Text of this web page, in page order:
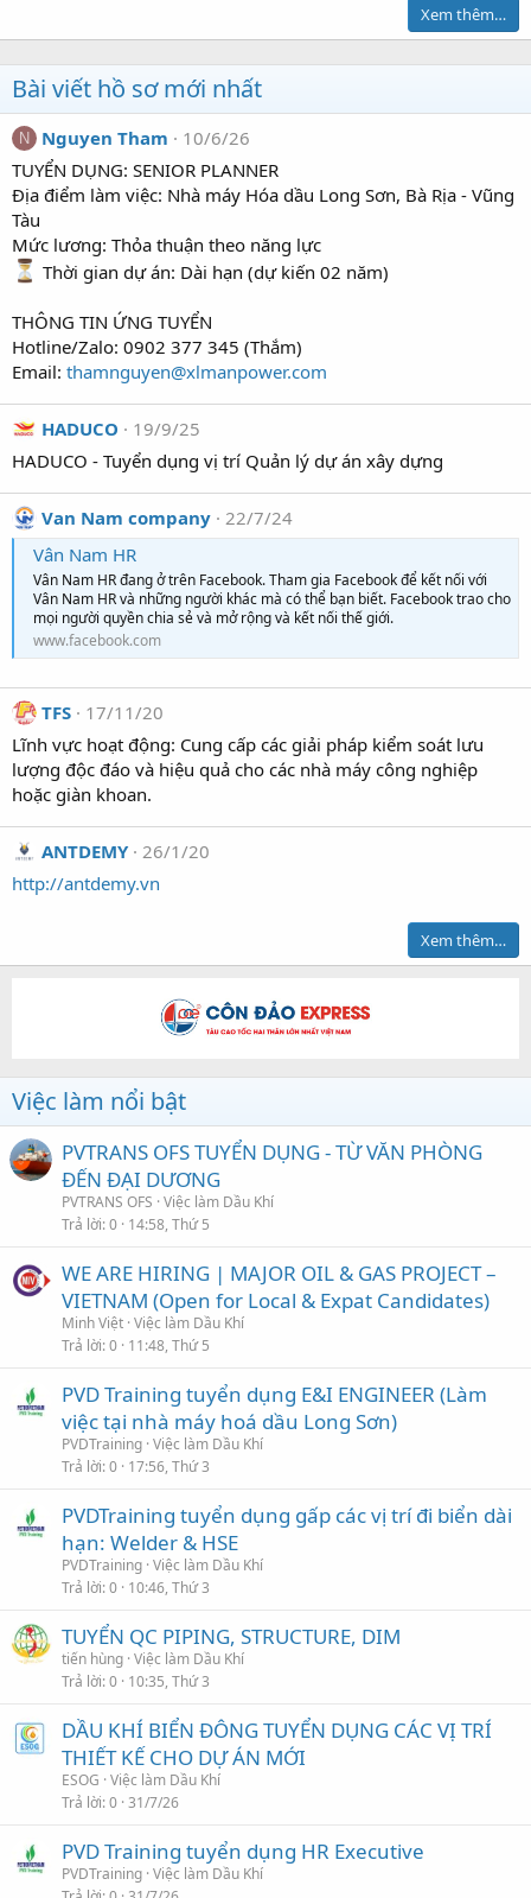
Xem thêm…
Bài viết hồ sơ mới nhất
N Nguyen Tham
10/6/26
TUYỂN DỤNG: SENIOR PLANNER
Địa điểm làm việc: Nhà máy Hóa dầu Long Sơn, Bà Rịa - Vũng
Tàu
Mức lương: Thỏa thuận theo năng lực
Thời gian dự án: Dài hạn (dự kiến 02 năm)
THÔNG TIN ỨNG TUYỂN
Hotline/Zalo: 0902 377 345 (Thắm)
Email: thamnguyen@xlmanpower.com
HADUCO
19/9/25
HADUCO - Tuyển dụng vị trí Quản lý dự án xây dựng
Van Nam company 22/7/24
Vân Nam HR
Vân Nam HR đang ở trên Facebook. Tham gia Facebook để kết nối với
Vân Nam HR và những người khác mà có thể bạn biết. Facebook trao cho
mọi người quyền chia sẻ và mở rộng và kết nối thế giới.
www.facebook.com
TFS
17/11/20
Lĩnh vực hoạt động: Cung cấp các giải pháp kiểm soát lưu
lượng độc đáo và hiệu quả cho các nhà máy công nghiệp
hoặc giàn khoan.
ANTDEMY
26/1/20
http://antdemy.vn
Xem thêm…
Việc làm nổi bật
PVTRANS OFS TUYỂN DỤNG - TỪ VĂN PHÒNG
ĐẾN ĐẠI DƯƠNG
PVTRANS OFS Việc làm Dầu Khí
Trả lời 0 14:58, Thứ 5
WE ARE HIRING | MAJOR OIL & GAS PROJECT –
VIETNAM (Open for Local & Expat Candidates)
Minh Việt Việc làm Dầu Khí
Trả lời 0 11:48, Thứ 5
PVD Training tuyển dụng E&I ENGINEER (Làm
việc tại nhà máy hoá dầu Long Sơn)
PVDTraining Việc làm Dầu Khí
Trả lời 0 17:56, Thứ 3
PVDTraining tuyển dụng gấp các vị trí đi biển dài
hạn: Welder & HSE
PVDTraining Việc làm Dầu Khí
Trả lời 0 10:46, Thứ 3
TUYỂN QC PIPING, STRUCTURE, DIM
tiến hùng Việc làm Dầu Khí
Trả lời 0 10:35, Thứ 3
DẦU KHÍ BIỂN ĐÔNG TUYỂN DỤNG CÁC VỊ TRÍ
THIẾT KẾ CHO DỰ ÁN MỚI
ESOG Việc làm Dầu Khí
Trả lời 0 31/7/26
PVD Training tuyển dụng HR Executive
PVDTraining Việc làm Dầu Khí